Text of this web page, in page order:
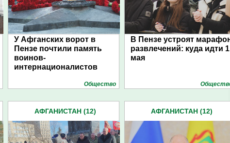
У Афганских ворот в
Пензе почтили память
воинов-
интернационалистов
Общество
В Пензе устроят
развлечений: куда идти 1
мая
АФГАНИСТАН (12) АФГАНИСТАН (12)